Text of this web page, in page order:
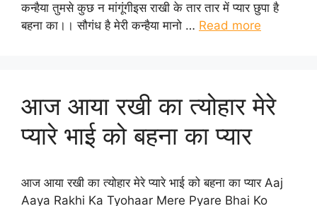
कन्हैया तुमसे कुछ न मांगूंगीइस राखी के तार तार में प्यार छुपा है
बहना का।। सौगंध है मेरी कन्हैया मानो … Read more
आज आया रखी का त्योहार मेरे
प्यारे भाई को बहना का प्यार
आज आया रखी का त्योहार मेरे प्यारे भाई को बहना का प्यार Aaj
Aaya Rakhi Ka Tyohaar Mere Pyare Bhai Ko